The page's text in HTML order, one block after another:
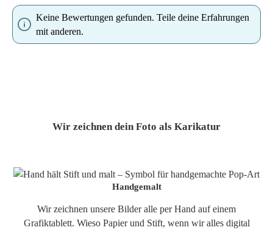
Keine Bewertungen gefunden. Teile deine Erfahrungen
mit anderen.
Wir zeichnen dein Foto als Karikatur
Handgemalt
Wir zeichnen unsere Bilder alle per Hand auf einem
Grafiktablett. Wieso Papier und Stift, wenn wir alles digital